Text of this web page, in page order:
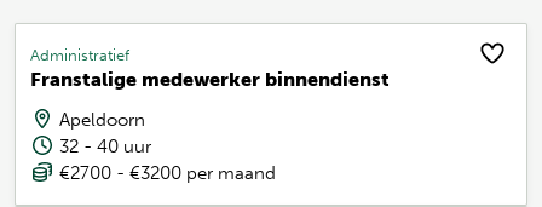
Administratief
Franstalige medewerker binnendienst
Apeldoorn
32 - 40 uur
€2700 - €3200 per maand